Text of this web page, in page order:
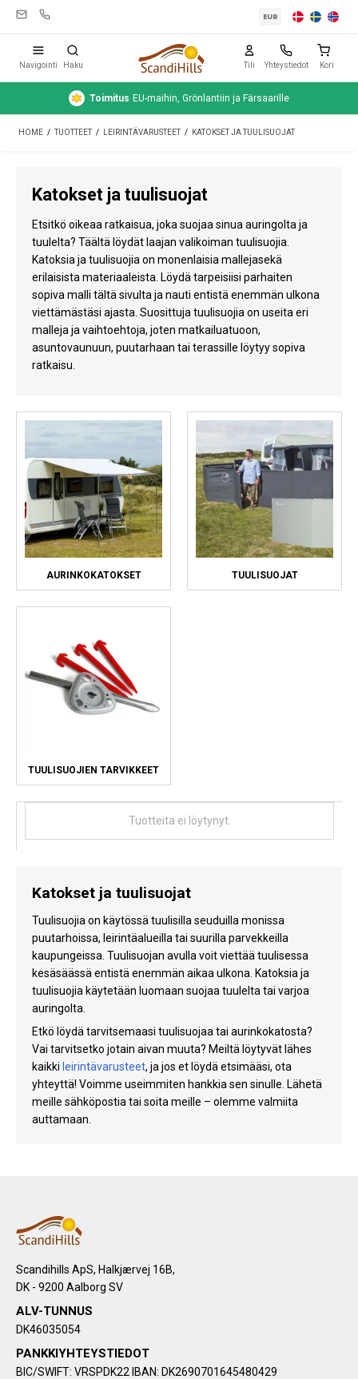
Leirintävarusteet
Teltat
Puhdistus ja hoito
Matkavarusteet
Auto ja peräkärry
Kaasu
Kylmälaitteet
Sääasemat
Varaosat
Tarjoukset
EUR
Navigointi Haku Tili Yhteystiedot Kori
Toimitus EU-maihin, Grönlantiin ja Färsaarille
HOME / TUOTTEET / LEIRINTÄVARUSTEET / KATOKSET JA TUULISUOJAT
Katokset ja tuulisuojat
Etsitkö oikeaa ratkaisua, joka suojaa sinua auringolta ja
tuulelta? Täältä löydät laajan valikoiman tuulisuojia.
Katoksia ja tuulisuojia on monenlaisia mallejasekä
erilaisista materiaaleista. Löydä tarpeisiisi parhaiten
sopiva malli tältä sivulta ja nauti entistä enemmän ulkona
viettämästäsi ajasta. Suosittuja tuulisuojia on useita eri
malleja ja vaihtoehtoja, joten matkailuatuoon,
asuntovaunuun, puutarhaan tai terassille löytyy sopiva
ratkaisu.
AURINKOKATOKSET TUULISUOJAT
TUULISUOJIEN TARVIKKEET
Tuotteita ei löytynyt.
Katokset ja tuulisuojat
Tuulisuojia on käytössä tuulisilla seuduilla monissa
puutarhoissa, leirintäalueilla tai suurilla parvekkeilla
kaupungeissa. Tuulisuojan avulla voit viettää tuulisessa
kesäsäässä entistä enemmän aikaa ulkona. Katoksia ja
tuulisuojia käytetään luomaan suojaa tuulelta tai varjoa
auringolta.
Etkö löydä tarvitsemaasi tuulisuojaa tai aurinkokatosta?
Vai tarvitsetko jotain aivan muuta? Meiltä löytyvät lähes
kaikki leirintävarusteet, ja jos et löydä etsimääsi, ota
yhteyttä! Voimme useimmiten hankkia sen sinulle. Lähetä
meille sähköpostia tai soita meille – olemme valmiita
auttamaan.
Scandihills ApS, Halkjærvej 16B,
DK - 9200 Aalborg SV
ALV-TUNNUS
DK46035054
PANKKIYHTEYSTIEDOT
BIC/SWIFT: VRSPDK22 IBAN: DK2690701645480429